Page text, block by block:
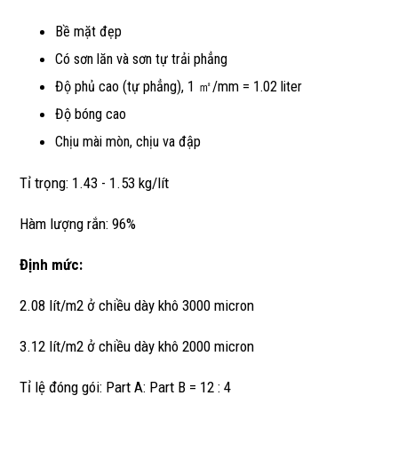
Bề mặt đẹp
Có sơn lăn và sơn tự trải phẳng
Độ phủ cao (tự phẳng), 1 ㎡/mm = 1.02 liter
Độ bóng cao
Chịu mài mòn, chịu va đập
Tỉ trọng: 1.43 - 1.53 kg/lít
Hàm lượng rắn: 96%
Định mức:
2.08 lít/m2 ở chiều dày khô 3000 micron
3.12 lít/m2 ở chiều dày khô 2000 micron
Tỉ lệ đóng gói: Part A: Part B = 12 : 4